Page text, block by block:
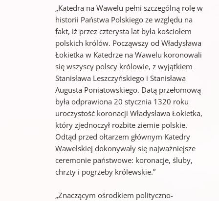
„Katedra na Wawelu pełni szczególną rolę w
historii Państwa Polskiego ze względu na
fakt, iż przez czterysta lat była kościołem
polskich królów. Począwszy od Władysława
Łokietka w Katedrze na Wawelu koronowali
się wszyscy polscy królowie, z wyjątkiem
Stanisława Leszczyńskiego i Stanisława
Augusta Poniatowskiego. Datą przełomową
była odprawiona 20 stycznia 1320 roku
uroczystość koronacji Władysława Łokietka,
który zjednoczył rozbite ziemie polskie.
Odtąd przed ołtarzem głównym Katedry
Wawelskiej dokonywały się najważniejsze
ceremonie państwowe: koronacje, śluby,
chrzty i pogrzeby królewskie.”
„Znaczącym ośrodkiem polityczno-